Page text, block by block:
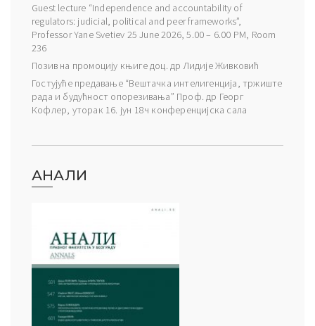
Guest lecture “Independence and accountability of
regulators: judicial, political and peer frameworks”,
Professor Yane Svetiev 25 June 2026, 5.00 – 6.00 PM, Room
236
Позив на промоцију књиге доц. др Лидије Живковић
Гостујуће предавање “Вештачка интелигенција, тржиште
рада и будућност опорезивања” Проф. др Георг
Кофлер, уторак 16. јун 18ч конференцијска сала
АНАЛИ